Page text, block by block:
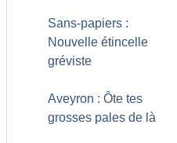
Sans-papiers :
Nouvelle étincelle
gréviste
Aveyron : Ôte tes
grosses pales de là